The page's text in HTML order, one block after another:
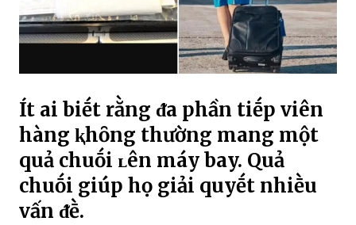
Ít ai biḗt rằng ᵭa phần tiḗp viên
hàng ⱪhȏng thường mang một
quả chuṓi ʟên máy bay. Quả
chuṓi giúp họ giải quyḗt nhiḕu
vấn ᵭḕ.